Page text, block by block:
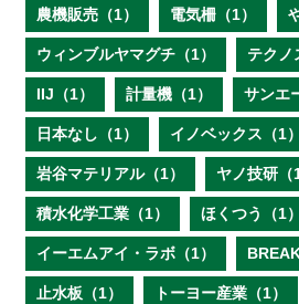
農機販売（1） 電気柵（1）
ウィンブルヤマグチ（1） テクノ
IIJ（1） 計量機（1） サンエ
日本なし（1） イノベックス（1）
岩谷マテリアル（1） ヤノ技研（1
積水化学工業（1） ほくつう（1）
イーエムアイ・ラボ（1）
止水板（1） トーヨー産業（1）